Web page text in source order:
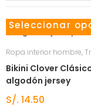
Seleccionar
Ropa interior hombre,
Bikini Clover
algodón jersey
S/. 14.50